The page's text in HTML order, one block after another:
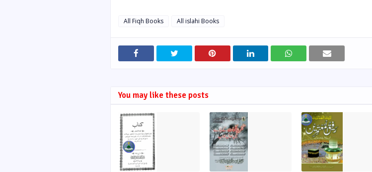
All Fiqh Books All islahi Books
You may like these posts